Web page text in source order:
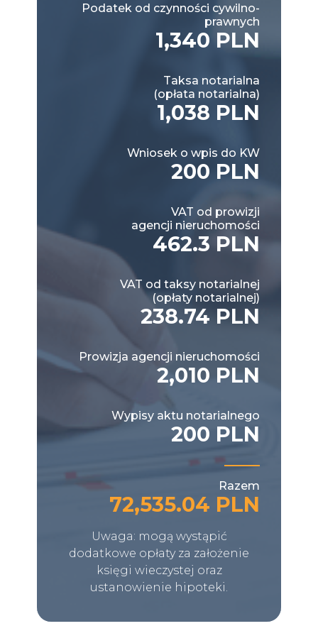
Podatek od czynności cywilno-
prawnych
1,340 PLN
Taksa notarialna
(opłata notarialna)
1,038 PLN
Wniosek o wpis do KW
200 PLN
VAT od prowizji
agencji nieruchomości
462.3 PLN
VAT od taksy notarialnej
(opłaty notarialnej)
238.74 PLN
Prowizja agencji nieruchomości
2,010 PLN
Wypisy aktu notarialnego
200 PLN
Razem
72,535.04 PLN
Uwaga: mogą wystąpić
dodatkowe opłaty za założenie
księgi wieczystej oraz
ustanowienie hipoteki.